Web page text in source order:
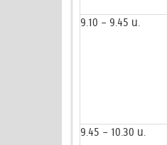
9.10 – 9.45 น.
9.45 – 10.30 น.